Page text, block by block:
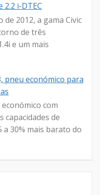
2.2 i-DTEC
de 2012, a gama Civic
de três
e um mais
pneu económico para
com
capacidades de
30% mais barato do